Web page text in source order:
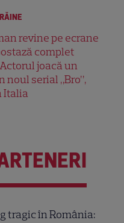
revine pe ecrane
complet
joacă un
noul serial „Bro”,
Italia
tragic în România: